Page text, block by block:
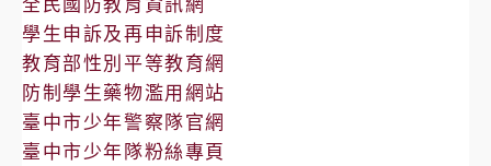
學生申訴及再申訴制度
教育部性別平等教育網
防制學生藥物濫用網站
臺中市少年警察隊官網
臺中市少年隊粉絲專頁